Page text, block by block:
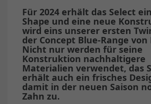
Für 2024 erhält das Select
Shape und eine neue
wird eins unserer ersten
der Concept Blue-Range
Nicht nur werden für seine
Konstruktion nachhaltigere
Materialien verwendet, das
erhält auch ein frisches
damit in der neuen Saison
Zahn zu.